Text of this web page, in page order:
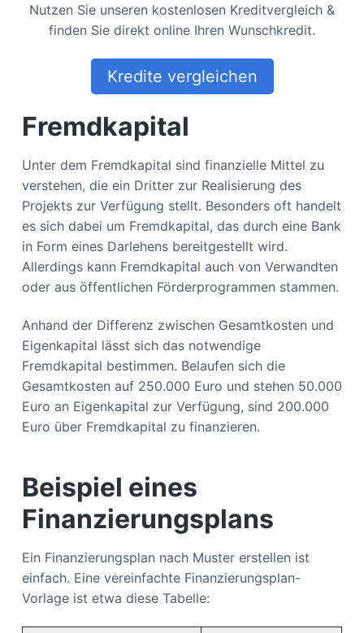
Nutzen Sie unseren kostenlosen Kreditvergleich &
finden Sie direkt online Ihren Wunschkredit.
Kredite vergleichen
Fremdkapital
Unter dem Fremdkapital sind finanzielle Mittel zu
verstehen, die ein Dritter zur Realisierung des
Projekts zur Verfügung stellt. Besonders oft handelt
es sich dabei um Fremdkapital, das durch eine Bank
in Form eines Darlehens bereitgestellt wird.
Allerdings kann Fremdkapital auch von Verwandten
oder aus öffentlichen Förderprogrammen stammen.
Anhand der Differenz zwischen Gesamtkosten und
Eigenkapital lässt sich das notwendige
Fremdkapital bestimmen. Belaufen sich die
Gesamtkosten auf 250.000 Euro und stehen 50.000
Euro an Eigenkapital zur Verfügung, sind 200.000
Euro über Fremdkapital zu finanzieren.
Beispiel eines
Finanzierungsplans
Ein Finanzierungsplan nach Muster erstellen ist
einfach. Eine vereinfachte Finanzierungsplan-
Vorlage ist etwa diese Tabelle: